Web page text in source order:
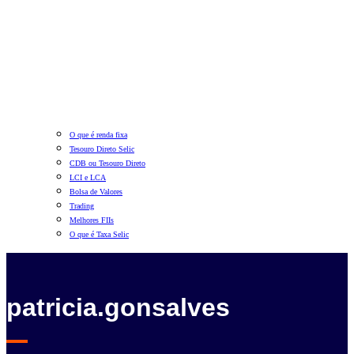
O que é renda fixa
Tesouro Direto Selic
CDB ou Tesouro Direto
LCI e LCA
Bolsa de Valores
Trading
Melhores FIIs
O que é Taxa Selic
patricia.gonsalves